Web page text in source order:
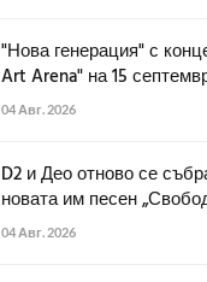
"Нова генерация" с
Art Arena" на 15
04 Авг. 2026
D2 и Део отново се
новата им песен
04 Авг. 2026